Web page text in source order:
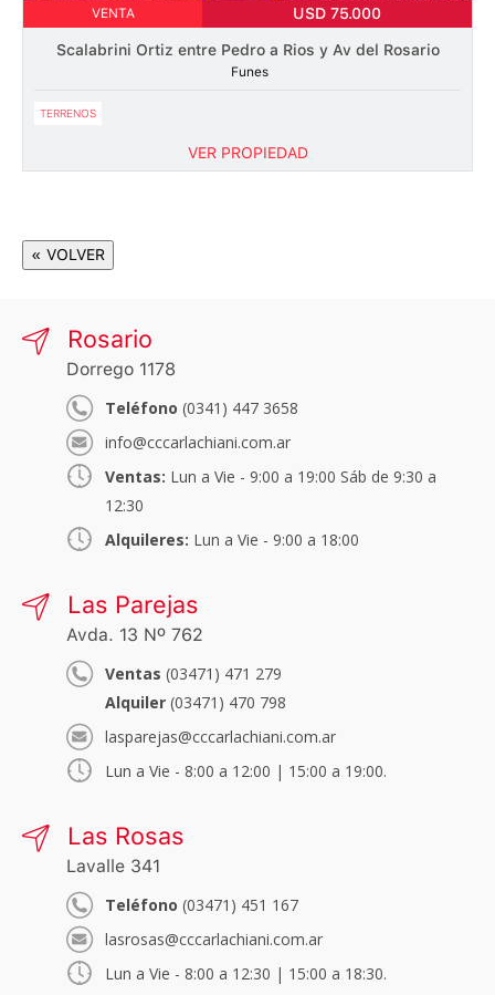
VENTA USD 75.000
Scalabrini Ortiz entre Pedro a Rios y Av del Rosario
Funes
TERRENOS
VER PROPIEDAD
« VOLVER
Rosario
Dorrego 1178
Teléfono (0341) 447 3658
info@cccarlachiani.com.ar
Ventas: Lun a Vie - 9:00 a 19:00 Sáb de 9:30 a
12:30
Alquileres: Lun a Vie - 9:00 a 18:00
Las Parejas
Avda. 13 Nº 762
Ventas (03471) 471 279
Alquiler (03471) 470 798
lasparejas@cccarlachiani.com.ar
Lun a Vie - 8:00 a 12:00 | 15:00 a 19:00.
Las Rosas
Lavalle 341
Teléfono (03471) 451 167
lasrosas@cccarlachiani.com.ar
Lun a Vie - 8:00 a 12:30 | 15:00 a 18:30.